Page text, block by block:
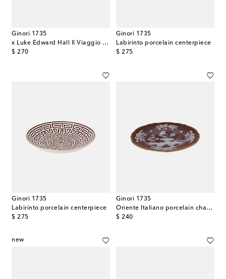
Ginori 1735
x Luke Edward Hall Il Viaggio di Nettuno porcelain trinket box
$ 270
original price
Ginori 1735
Labirinto porcelain centerpiece
$ 275
original price
Ginori 1735
Labirinto porcelain centerpiece
$ 275
original price
Ginori 1735
Oriente Italiano porcelain charger plate
$ 240
original price
new